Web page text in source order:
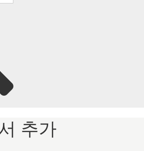
추가